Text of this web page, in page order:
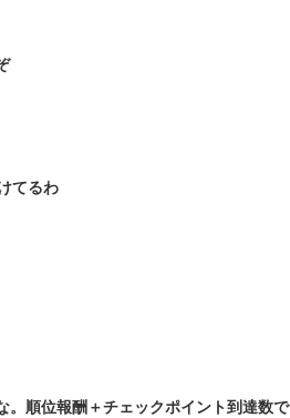
てるわ
。順位報酬＋チェックポイント到達数で